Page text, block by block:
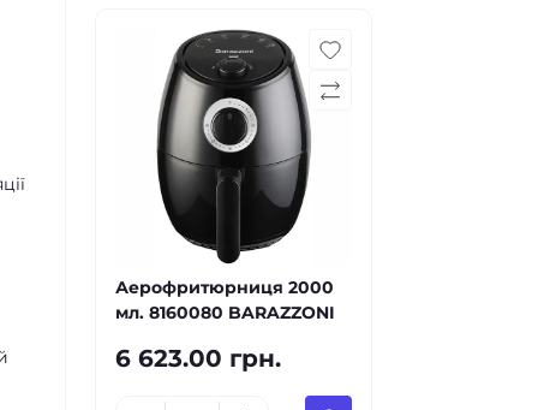
Аерофритюрниця 2000
мл. 8160080 BARAZZONI
6 623.00 грн.